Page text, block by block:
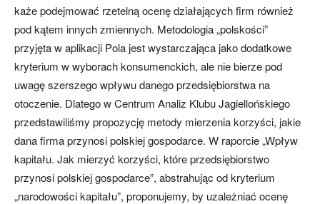
każe podejmować rzetelną ocenę działających firm również
pod kątem innych zmiennych. Metodologia „polskości”
przyjęta w aplikacji Pola jest wystarczająca jako dodatkowe
kryterium w wyborach konsumenckich, ale nie bierze pod
uwagę szerszego wpływu danego przedsiębiorstwa na
otoczenie. Dlatego w Centrum Analiz Klubu Jagiellońskiego
przedstawiliśmy propozycję metody mierzenia korzyści, jakie
dana firma przynosi polskiej gospodarce. W raporcie „Wpływ
kapitału. Jak mierzyć korzyści, które przedsiębiorstwo
przynosi polskiej gospodarce”, abstrahując od kryterium
„narodowości kapitału”, proponujemy, by uzależniać ocenę